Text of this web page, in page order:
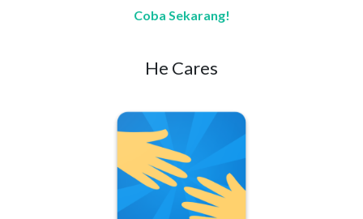
Coba Sekarang!
He Cares